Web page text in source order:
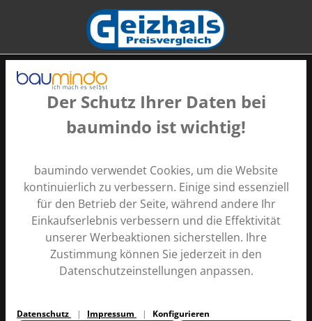
Der Schutz Ihrer Daten bei
baumindo ist wichtig!
baumindo verwendet Cookies, um die Website
kontinuierlich zu verbessern. Einige sind essenziell
für den Betrieb der Seite, während andere Ihr
Einkaufserlebnis verbessern und die Effektivität
unserer Werbeaktionen sicherstellen. Ihre
Zustimmung können Sie jederzeit in den
Datenschutzeinstellungen anpassen.
Datenschutz Impressum Konfigurieren
Zahlungsarten
Alle Preise inkl. gesetzl. Mehrwertsteuer zzgl.Versandkosten